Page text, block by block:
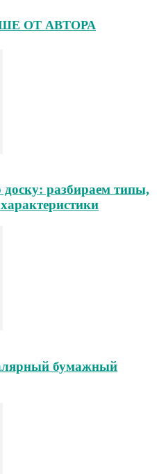
ОТ АВТОРА
разбираем типы,
бумажный